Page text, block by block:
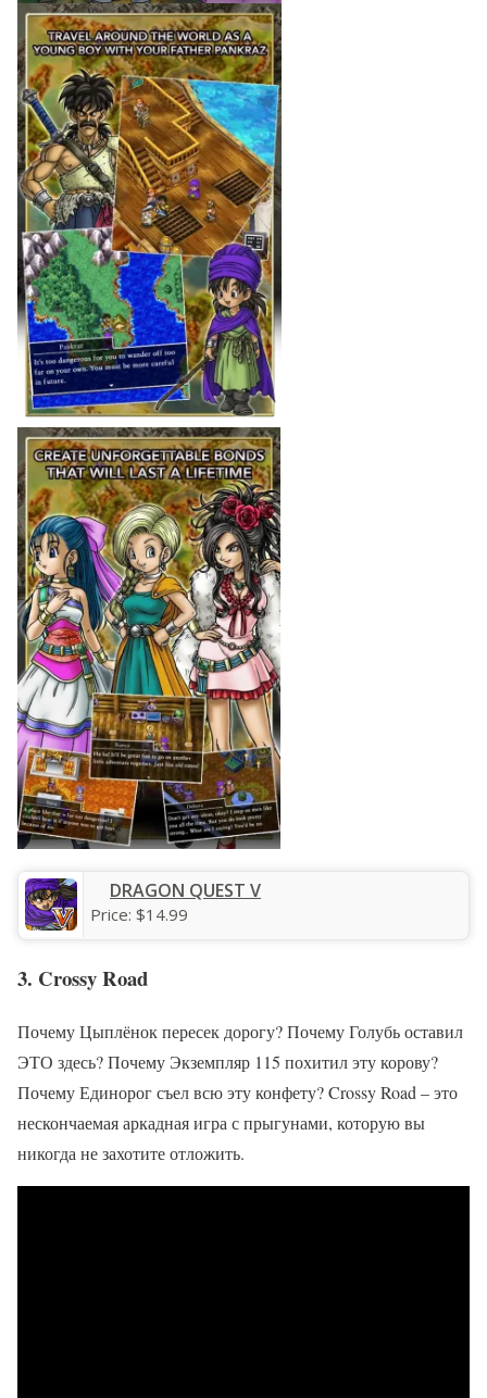
DRAGON QUEST V
Price: $14.99
3. Crossy Road
Почему Цыплёнок пересек дорогу? Почему Голубь оставил
ЭТО здесь? Почему Экземпляр 115 похитил эту корову?
Почему Единорог съел всю эту конфету? Crossy Road – это
нескончаемая аркадная игра с прыгунами, которую вы
никогда не захотите отложить.